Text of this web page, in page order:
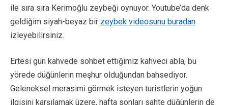
ile sıra sıra Kerimoğlu zeybeği oynuyor. Youtube’da denk
geldiğim siyah-beyaz bir zeybek videosunu buradan
izleyebilirsiniz.
Ertesi gün kahvede sohbet ettiğimiz kahveci abla, bu
yörede düğünlerin meşhur olduğundan bahsediyor.
Geleneksel merasimi görmek isteyen turistlerin yoğun
ilgisini karşılamak üzere, hafta sonları sahte düğünlerin de